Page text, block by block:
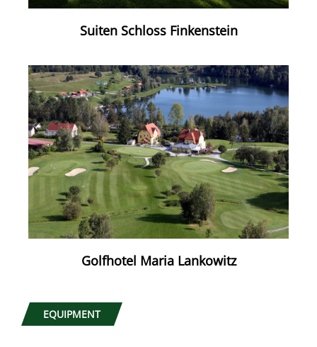
Suiten Schloss Finkenstein
Golfhotel Maria Lankowitz
EQUIPMENT